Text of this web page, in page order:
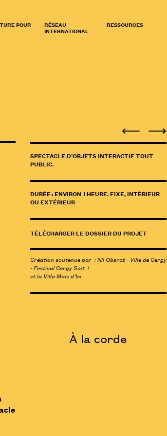
POUR RÉSEAU
INTERNATIONAL
RESSOURCES
SPECTACLE D’OBJETS INTERACTIF TOUT
PUBLIC.
DURÉE : ENVIRON 1 HEURE. FIXE, INTÉRIEUR
OU EXTÉRIEUR
TÉLÉCHARGER LE DOSSIER DU PROJET
Création soutenue par : Nil Obsrat - Ville de Cergy
- Festival Cergy Soit !
et la Villa Mais d’Ici
À la corde